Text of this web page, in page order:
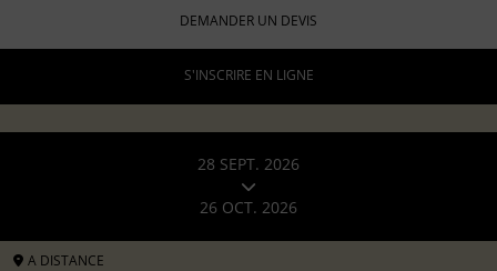
DEMANDER UN DEVIS
S'INSCRIRE EN LIGNE
28 SEPT. 2026
26 OCT. 2026
A DISTANCE